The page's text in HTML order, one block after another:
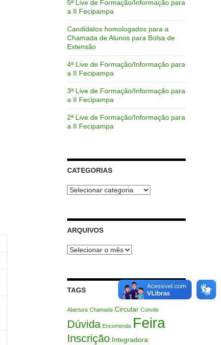
5ª Live de Formação/Informação para
a II Fecipampa
Candidatos homologados para a
Chamada de Alunos para Bolsa de
Extensão
4ª Live de Formação/Informação para
a II Fecipampa
3ª Live de Formação/Informação para
a II Fecipampa
2ª Live de Formação/Informação para
a II Fecipampa
CATEGORIAS
Categorias
ARQUIVOS
Arquivos
TAGS
Abertura Chamada Circular Convite
Dúvida Encomenda Feira
Inscrição Integradora